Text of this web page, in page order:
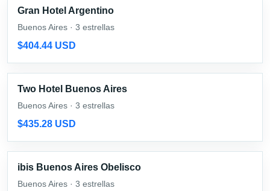
Gran Hotel Argentino
Buenos Aires · 3 estrellas
$404.44 USD
Two Hotel Buenos Aires
Buenos Aires · 3 estrellas
$435.28 USD
ibis Buenos Aires Obelisco
Buenos Aires · 3 estrellas